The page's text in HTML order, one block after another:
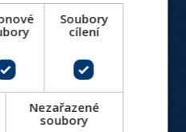
regulace
VZT
produkty
Soubory
cílení
Nezařazené
soubory